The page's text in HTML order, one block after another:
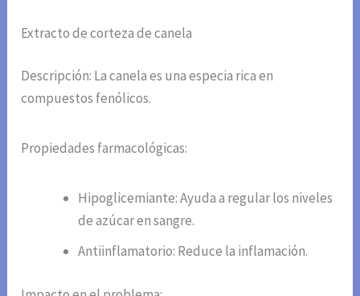
Extracto de corteza de canela
Descripción: La canela es una especia rica en
compuestos fenólicos.
Propiedades farmacológicas:
Hipoglicemiante: Ayuda a regular los niveles
de azúcar en sangre.
Antiinflamatorio: Reduce la inflamación.